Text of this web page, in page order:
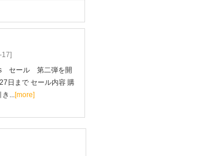
17]
セール 第二弾を開
日まで セール内容 購
...[more]